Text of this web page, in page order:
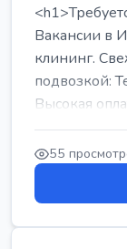
Вакансии в
клининг.
подвозкой:
Высокая
...
55